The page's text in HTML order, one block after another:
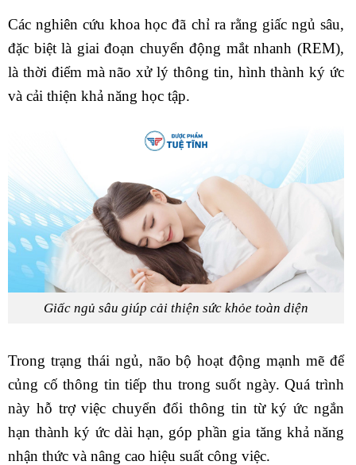
Các nghiên cứu khoa học đã chỉ ra rằng giấc ngủ sâu,
đặc biệt là giai đoạn chuyển động mắt nhanh (REM),
là thời điểm mà não xử lý thông tin, hình thành ký ức
và cải thiện khả năng học tập.
Giấc ngủ sâu giúp cải thiện sức khỏe toàn diện
Trong trạng thái ngủ, não bộ hoạt động mạnh mẽ để
củng cố thông tin tiếp thu trong suốt ngày. Quá trình
này hỗ trợ việc chuyển đổi thông tin từ ký ức ngắn
hạn thành ký ức dài hạn, góp phần gia tăng khả năng
nhận thức và nâng cao hiệu suất công việc.